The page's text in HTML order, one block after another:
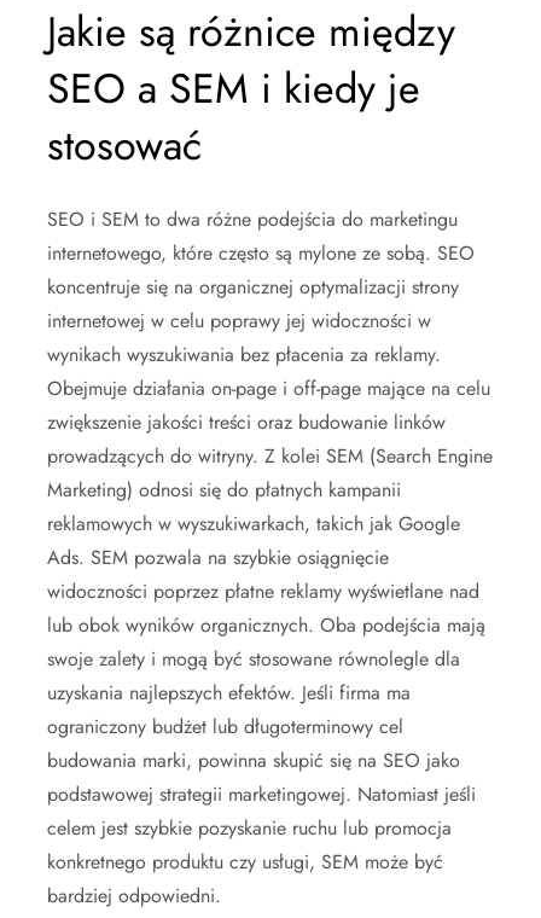
Jakie są różnice między
SEO a SEM i kiedy je
stosować
SEO i SEM to dwa różne podejścia do marketingu
internetowego, które często są mylone ze sobą. SEO
koncentruje się na organicznej optymalizacji strony
internetowej w celu poprawy jej widoczności w
wynikach wyszukiwania bez płacenia za reklamy.
Obejmuje działania on-page i off-page mające na celu
zwiększenie jakości treści oraz budowanie linków
prowadzących do witryny. Z kolei SEM (Search Engine
Marketing) odnosi się do płatnych kampanii
reklamowych w wyszukiwarkach, takich jak Google
Ads. SEM pozwala na szybkie osiągnięcie
widoczności poprzez płatne reklamy wyświetlane nad
lub obok wyników organicznych. Oba podejścia mają
swoje zalety i mogą być stosowane równolegle dla
uzyskania najlepszych efektów. Jeśli firma ma
ograniczony budżet lub długoterminowy cel
budowania marki, powinna skupić się na SEO jako
podstawowej strategii marketingowej. Natomiast jeśli
celem jest szybkie pozyskanie ruchu lub promocja
konkretnego produktu czy usługi, SEM może być
bardziej odpowiedni.